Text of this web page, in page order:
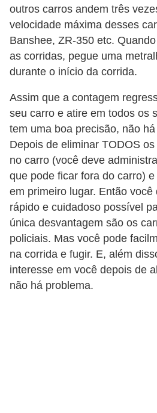
outros carros andem três
velocidade máxima desses
Banshee, ZR-350 etc.
as corridas, pegue uma
durante o início da corrida.
Assim que a contagem
seu carro e atire em todos os
tem uma boa precisão, não
Depois de eliminar TODOS
no carro (você deve
que pode ficar fora do carro)
em primeiro lugar. Então você
rápido e cuidadoso possível
única desvantagem são os
policiais. Mas você pode
na corrida e fugir. E, além
interesse em você depois de
não há problema.
P
r
o
d
u
t
i
v
i
d
a
d
e
e
o